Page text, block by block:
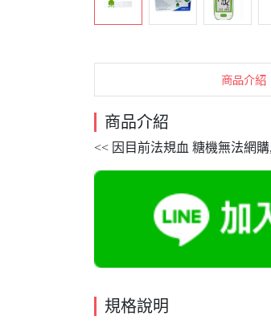
商品介紹
商品介紹
<< 因目前法規血 糖機無法網
規格說明